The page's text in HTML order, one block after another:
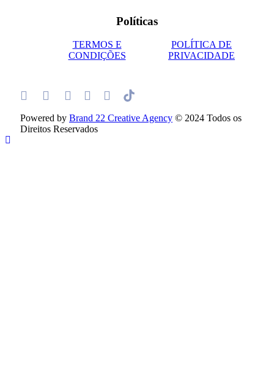
Políticas
TERMOS E
CONDIÇÕES
POLÍTICA DE
PRIVACIDADE
Powered by Brand 22 Creative Agency © 2024 Todos os
Direitos Reservados